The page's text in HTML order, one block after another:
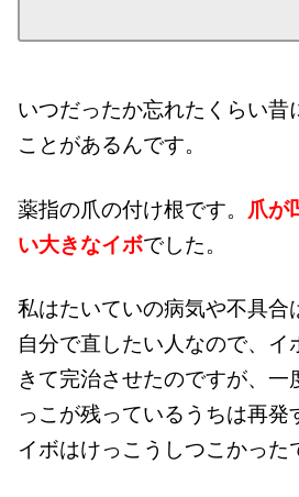
いつだったか忘れたくらい昔
ことがあるんです。
薬指の爪の付け根です。 爪が
い大きなイボでした。
私はたいていの病気や不具合
自分で直したい人なので、イ
きて完治させたのですが、一
っこが残っているうちは再発
イボはけっこうしつこかった